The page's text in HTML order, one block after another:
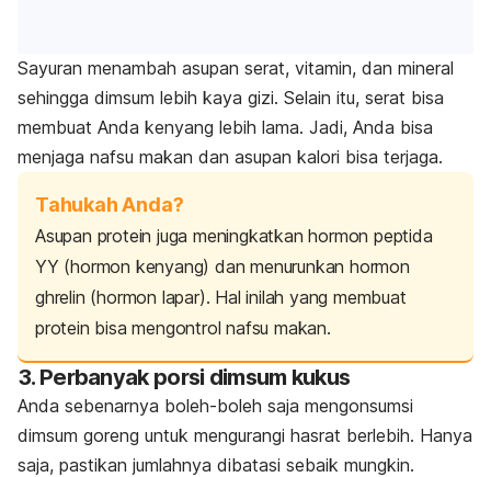
Sayuran menambah asupan serat, vitamin, dan mineral
sehingga dimsum lebih kaya gizi. Selain itu, serat bisa
membuat Anda kenyang lebih lama. Jadi, Anda bisa
menjaga nafsu makan dan asupan kalori bisa terjaga.
Tahukah Anda?
Asupan protein juga meningkatkan hormon peptida
YY (hormon kenyang) dan menurunkan hormon
ghrelin (hormon lapar). Hal inilah yang membuat
protein bisa mengontrol nafsu makan.
3. Perbanyak porsi dimsum kukus
Anda sebenarnya boleh-boleh saja mengonsumsi
dimsum goreng untuk mengurangi hasrat berlebih. Hanya
saja, pastikan jumlahnya dibatasi sebaik mungkin.